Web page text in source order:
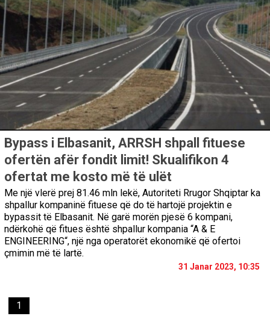
Bypass i Elbasanit, ARRSH shpall fituese
ofertën afër fondit limit! Skualifikon 4
ofertat me kosto më të ulët
Me një vlerë prej 81.46 mln lekë, Autoriteti Rrugor Shqiptar ka
shpallur kompaninë fituese që do të hartojë projektin e
bypassit të Elbasanit. Në garë morën pjesë 6 kompani,
ndërkohë që fitues është shpallur kompania “A & E
ENGINEERING“, një nga operatorët ekonomikë që ofertoi
çmimin më të lartë.
31 Janar 2023, 10:35
1